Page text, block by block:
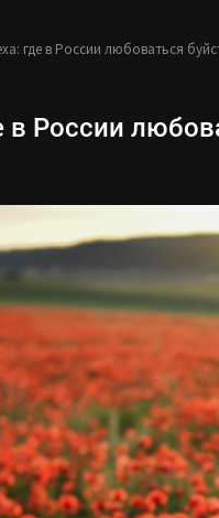
где в России любоваться
в России